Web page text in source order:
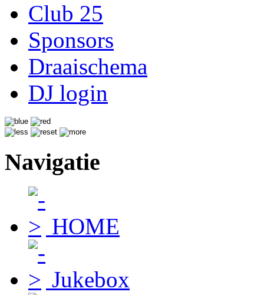
Club 25
Sponsors
Draaischema
DJ login
Navigatie
HOME
Jukebox